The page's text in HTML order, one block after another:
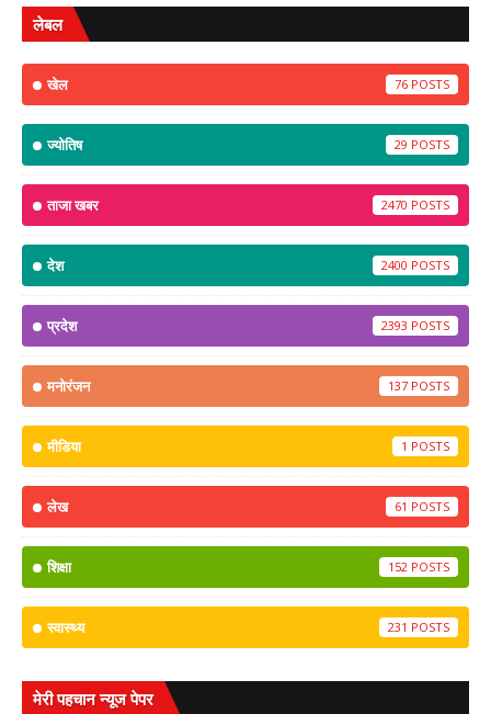
लेबल
खेल 76
ज्योतिष 29
ताजा खबर 2470
देश 2400
प्रदेश 2393
मनोरंजन 137
मीडिया 1
लेख 61
शिक्षा 152
स्वास्थ्य 231
मेरी पहचान न्यूज पेपर